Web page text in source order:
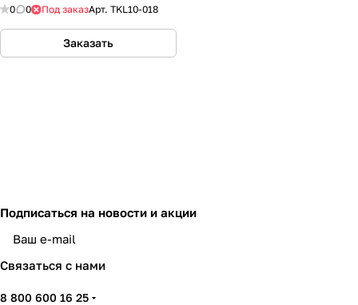
0 0 Под заказАрт. TKL10-018
Заказать
Подписаться на новости и акции
Связаться с нами
8 800 600 16 25